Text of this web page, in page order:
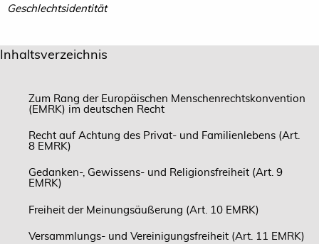
Geschlechtsidentität
Inhaltsverzeichnis
Zum Rang der Europäischen Menschenrechtskonvention
(EMRK) im deutschen Recht
Recht auf Achtung des Privat- und Familienlebens (Art.
8 EMRK)
Gedanken-, Gewissens- und Religionsfreiheit (Art. 9
EMRK)
Freiheit der Meinungsäußerung (Art. 10 EMRK)
Versammlungs- und Vereinigungsfreiheit (Art. 11 EMRK)